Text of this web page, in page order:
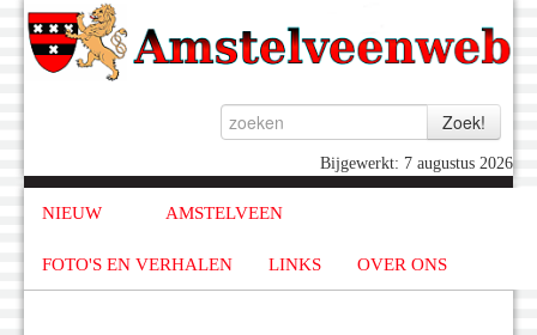
Bijgewerkt: 7 augustus 2026
NIEUW AMSTELVEEN
FOTO'S EN VERHALEN LINKS OVER ONS